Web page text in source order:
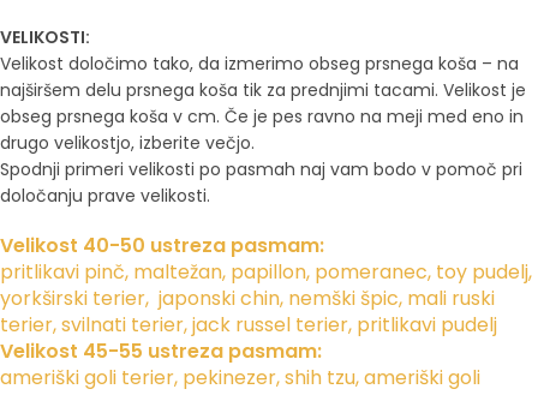
VELIKOSTI:
Velikost določimo tako, da izmerimo obseg prsnega koša – na
najširšem delu prsnega koša tik za prednjimi tacami. Velikost je
obseg prsnega koša v cm. Če je pes ravno na meji med eno in
drugo velikostjo, izberite večjo.
Spodnji primeri velikosti po pasmah naj vam bodo v pomoč pri
določanju prave velikosti.
Velikost 40-50 ustreza pasmam:
pritlikavi pinč, maltežan, papillon, pomeranec, toy pudelj,
yorkširski terier, japonski chin, nemški špic, mali ruski
terier, svilnati terier, jack russel terier, pritlikavi pudelj
Velikost 45-55 ustreza pasmam:
ameriški goli terier, pekinezer, shih tzu, ameriški goli